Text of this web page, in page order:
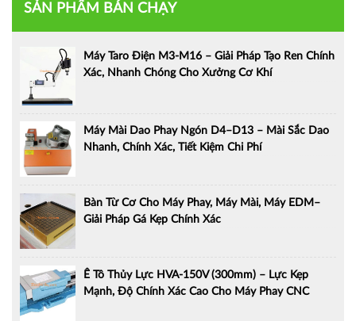
SẢN PHẨM BÁN CHẠY
Máy Taro Điện M3-M16 – Giải Pháp Tạo Ren Chính
Xác, Nhanh Chóng Cho Xưởng Cơ Khí
Máy Mài Dao Phay Ngón D4–D13 – Mài Sắc Dao
Nhanh, Chính Xác, Tiết Kiệm Chi Phí
Bàn Từ Cơ Cho Máy Phay, Máy Mài, Máy EDM–
Giải Pháp Gá Kẹp Chính Xác
Ê Tô Thủy Lực HVA-150V (300mm) – Lực Kẹp
Mạnh, Độ Chính Xác Cao Cho Máy Phay CNC